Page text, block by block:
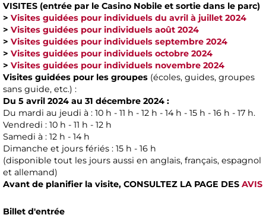
VISITES (entrée par le Casino Nobile et sortie dans le parc)
> Visites guidées pour individuels du avril à juillet 2024
> Visites guidées pour individuels août 2024
> Visites guidées pour individuels septembre 2024
> Visites guidées pour individuels octobre 2024
> Visites guidées pour individuels novembre 2024
Visites guidées pour les groupes (écoles, guides, groupes
sans guide, etc.) :
Du 5 avril 2024 au 31 décembre 2024 :
Du mardi au jeudi à : 10 h - 11 h - 12 h - 14 h - 15 h - 16 h - 17 h.
Vendredi : 10 h - 11 h - 12 h
Samedi à : 12 h - 14 h
Dimanche et jours fériés : 15 h - 16 h
(disponible tout les jours aussi en anglais, français, espagnol
et allemand)
Avant de planifier la visite, CONSULTEZ LA PAGE DES AVIS
Billet d'entrée